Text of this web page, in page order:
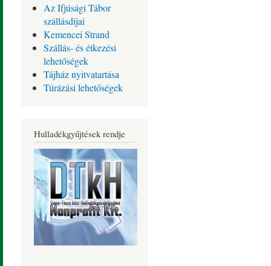
Az Ifjúsági Tábor
szállásdíjai
Kemencei Strand
Szállás- és étkezési
lehetőségek
Tájház nyitvatartása
Túrázási lehetőségek
Hulladékgyűjtések rendje